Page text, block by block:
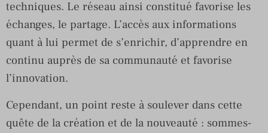
techniques. Le réseau ainsi constitué favorise les
échanges, le partage. L’accès aux informations
quant à lui permet de s’enrichir, d’apprendre en
continu auprès de sa communauté et favorise
l’innovation.
Cependant, un point reste à soulever dans cette
quête de la création et de la nouveauté : sommes-